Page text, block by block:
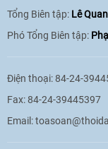
Tổng Biên tập: Lê
Phó Tổng Biên tập:
Điện thoại: 84-24-
Fax: 84-24-39445397
Email: